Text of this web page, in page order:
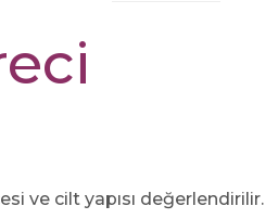
ve cilt yapısı değerlendirilir.